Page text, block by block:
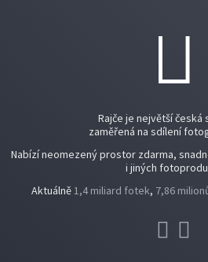
Rajče je největší česká
zaměřená na sdílení
Nabízí neomezený prostor zdarma,
i jiných
Aktuálně1,4 miliard fotek, 7,86